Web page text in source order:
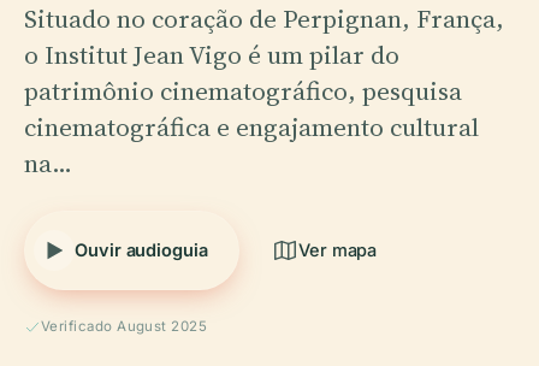
Situado no coração de Perpignan, França,
o Institut Jean Vigo é um pilar do
patrimônio cinematográfico, pesquisa
cinematográfica e engajamento cultural
na…
Ouvir audioguia Ver mapa
Verificado August 2025